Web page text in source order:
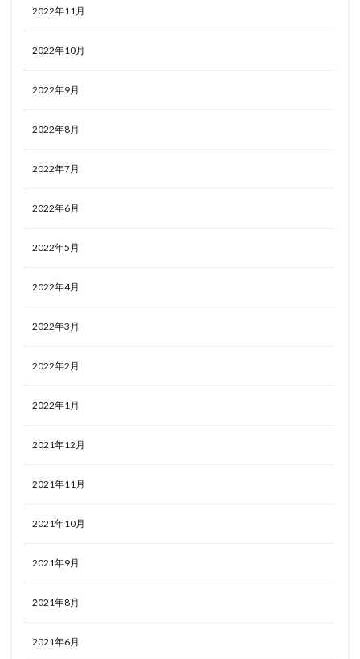
2022年11月
2022年10月
2022年9月
2022年8月
2022年7月
2022年6月
2022年5月
2022年4月
2022年3月
2022年2月
2022年1月
2021年12月
2021年11月
2021年10月
2021年9月
2021年8月
2021年6月